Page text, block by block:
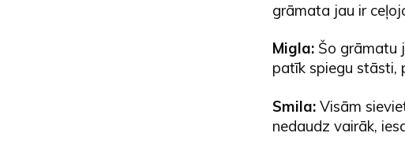
grāmata jau ir
Migla: Šo grāmatu
patīk spiegu stāsti,
Smila: Visām
nedaudz vairāk,